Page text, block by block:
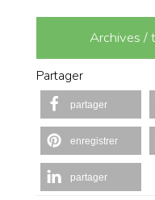
Archives /
Partager
partager
enregistrer
partager